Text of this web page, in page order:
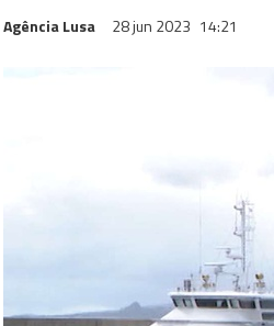
Agência Lusa 28 jun 2023 14:21